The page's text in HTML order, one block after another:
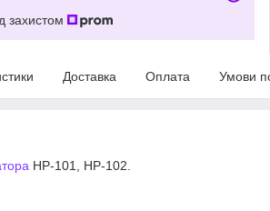
захистом
Доставка Оплата Умови
НР-101, НР-102.